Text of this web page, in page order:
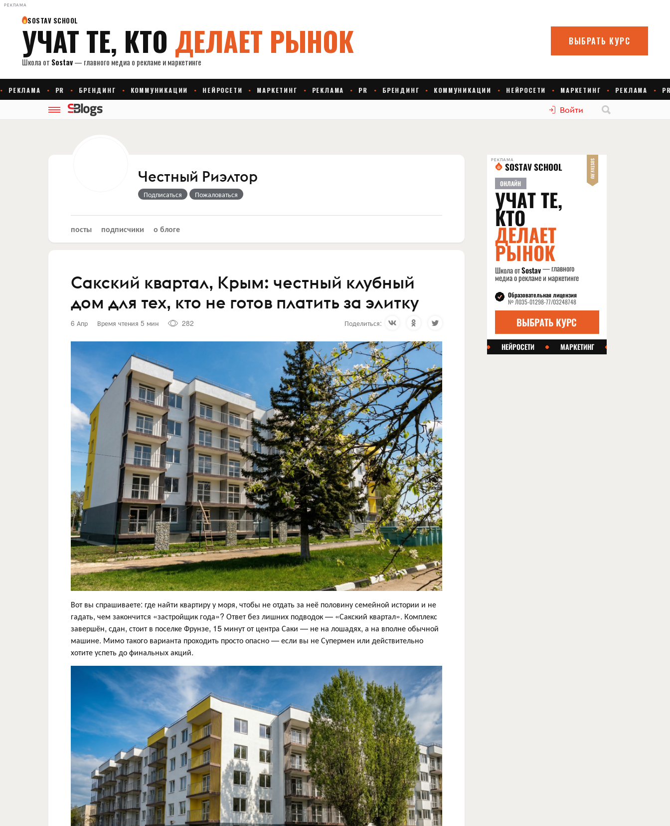
РЕКЛАМА
Войти
Честный Риэлтор
Подписаться Пожаловаться
посты подписчики о блоге
Сакский квартал, Крым: честный клубный
дом для тех, кто не готов платить за элитку
6 Апр Время чтения 5 мин 282 Поделиться:
Вот вы спрашиваете: где найти квартиру у моря, чтобы не отдать за неё половину семейной истории и не
гадать, чем закончится «застройщик года»? Ответ без лишних подводок — «Сакский квартал». Комплекс
завершён, сдан, стоит в поселке Фрунзе, 15 минут от центра Саки — не на лошадях, а на вполне обычной
машине. Мимо такого варианта проходить просто опасно — если вы не Супермен или действительно
хотите успеть до финальных акций.
РЕКЛАМА